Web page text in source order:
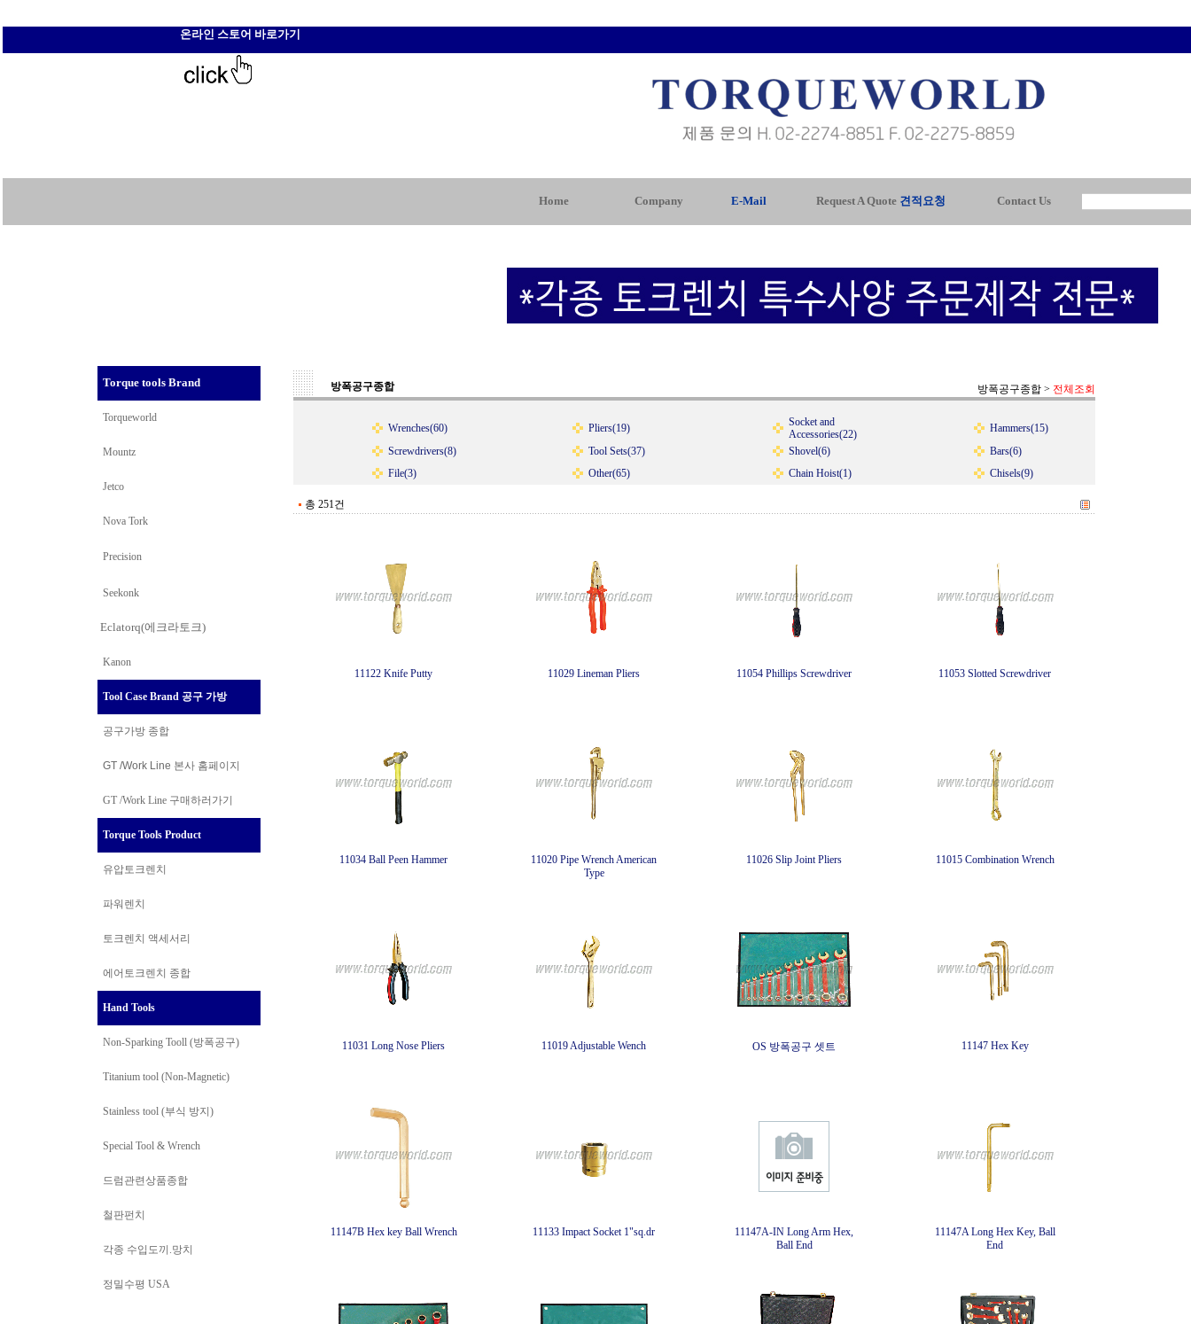
온라인 스토어 바로가기
Home Company E-Mail Request A Quote 견적요청 Contact Us
Torque tools Brand
Torqueworld
Mountz
Jetco
Nova Tork
Precision
Seekonk
Eclatorq(에크라토크)
Kanon
Tool Case Brand 공구 가방
공구가방 종합
GT /Work Line 본사 홈페이지
GT /Work Line 구매하러가기
Torque Tools Product
유압토크렌치
파워렌치
토크렌치 액세서리
에어토크렌치 종합
Hand Tools
Non-Sparking Tooll (방폭공구)
Titanium tool (Non-Magnetic)
Stainless tool (부식 방지)
Special Tool & Wrench
드럼관련상품종합
철판펀치
각종 수입도끼.망치
정밀수평 USA
방폭공구종합 방폭공구종합 > 전체조회
Wrenches(60) Pliers(19)
Socket and
Accessories(22)
Hammers(15)
Screwdrivers(8)
Tool Sets(37) Shovel(6)
Bars(6)
File(3)
Other(65) Chain Hoist(1) Chisels(9)
총 251건
11122 Knife Putty 11029 Lineman Pliers 11054 Phillips Screwdriver 11053 Slotted Screwdriver
11034 Ball Peen Hammer
11020 Pipe Wrench American
Type
11026 Slip Joint Pliers 11015 Combination Wrench
11031 Long Nose Pliers 11019 Adjustable Wench OS 방폭공구 셋트 11147 Hex Key
11147B Hex key Ball Wrench 11133 Impact Socket 1"sq.dr
11147A-IN Long Arm Hex,
Ball End
11147A Long Hex Key, Ball
End